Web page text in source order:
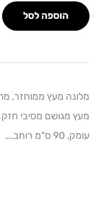
הוספה לסל
מעץ ממוחזר, מתאימה